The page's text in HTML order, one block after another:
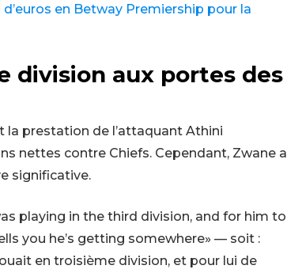
en Betway Premiership pour la
division aux portes des
la prestation de l’attaquant Athini
nettes contre Chiefs. Cependant, Zwane a
significative.
playing in the third division, and for him to
you he’s getting somewhere» — soit :
en troisième division, et pour lui de